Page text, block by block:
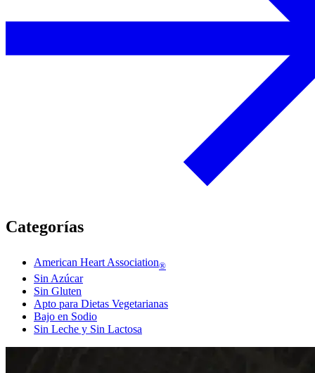
Categorías
American Heart Association®
Sin Azúcar
Sin Gluten
Apto para Dietas Vegetarianas
Bajo en Sodio
Sin Leche y Sin Lactosa